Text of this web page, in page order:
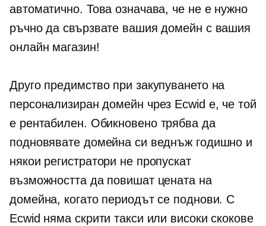
автоматично. Това означава, че не е нужно
ръчно да свързвате вашия домейн с вашия
онлайн магазин!
Друго предимство при закупуването на
персонализиран домейн чрез Ecwid е, че той
е рентабилен. Обикновено трябва да
подновявате домейна си веднъж годишно и
някои регистратори не пропускат
възможността да повишат цената на
домейна, когато периодът се поднови. С
Ecwid няма скрити такси или високи скокове